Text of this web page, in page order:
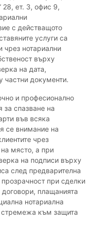
28, ет. 3, офис 9,
с действащото
услуги са
чрез нотариални
върху
на дата,
частни документи.
и професионално
за спазване на
във всяка
се внимание на
чрез
място, а при
на подписи върху
след предварителна
при сделки
плащанията
нотариална
стремежа към защита